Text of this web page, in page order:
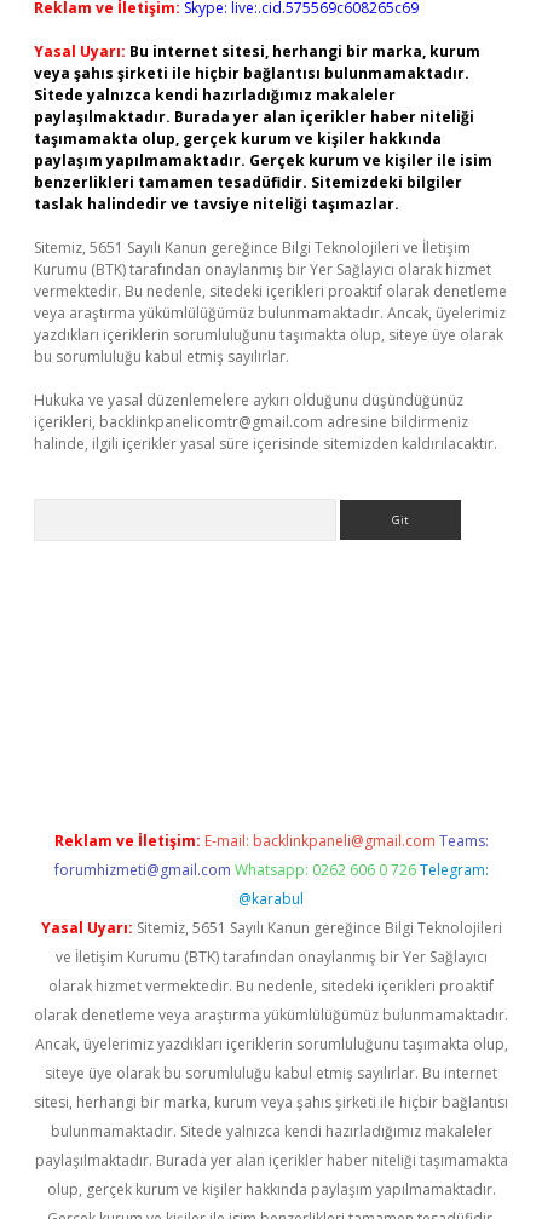
Reklam ve İletişim: Skype: live:.cid.575569c608265c69
Yasal Uyarı: Bu internet sitesi, herhangi bir marka, kurum
veya şahıs şirketi ile hiçbir bağlantısı bulunmamaktadır.
Sitede yalnızca kendi hazırladığımız makaleler
paylaşılmaktadır. Burada yer alan içerikler haber niteliği
taşımamakta olup, gerçek kurum ve kişiler hakkında
paylaşım yapılmamaktadır. Gerçek kurum ve kişiler ile isim
benzerlikleri tamamen tesadüfidir. Sitemizdeki bilgiler
taslak halindedir ve tavsiye niteliği taşımazlar.
Sitemiz, 5651 Sayılı Kanun gereğince Bilgi Teknolojileri ve İletişim
Kurumu (BTK) tarafından onaylanmış bir Yer Sağlayıcı olarak hizmet
vermektedir. Bu nedenle, sitedeki içerikleri proaktif olarak denetleme
veya araştırma yükümlülüğümüz bulunmamaktadır. Ancak, üyelerimiz
yazdıkları içeriklerin sorumluluğunu taşımakta olup, siteye üye olarak
bu sorumluluğu kabul etmiş sayılırlar.
Hukuka ve yasal düzenlemelere aykırı olduğunu düşündüğünüz
içerikleri, backlinkpanelicomtr@gmail.com adresine bildirmeniz
halinde, ilgili içerikler yasal süre içerisinde sitemizden kaldırılacaktır.
Reklam ve İletişim: E-mail: backlinkpaneli@gmail.com Teams:
forumhizmeti@gmail.com Whatsapp: 0262 606 0 726 Telegram:
@karabul
Yasal Uyarı: Sitemiz, 5651 Sayılı Kanun gereğince Bilgi Teknolojileri
ve İletişim Kurumu (BTK) tarafından onaylanmış bir Yer Sağlayıcı
olarak hizmet vermektedir. Bu nedenle, sitedeki içerikleri proaktif
olarak denetleme veya araştırma yükümlülüğümüz bulunmamaktadır.
Ancak, üyelerimiz yazdıkları içeriklerin sorumluluğunu taşımakta olup,
siteye üye olarak bu sorumluluğu kabul etmiş sayılırlar. Bu internet
sitesi, herhangi bir marka, kurum veya şahıs şirketi ile hiçbir bağlantısı
bulunmamaktadır. Sitede yalnızca kendi hazırladığımız makaleler
paylaşılmaktadır. Burada yer alan içerikler haber niteliği taşımamakta
olup, gerçek kurum ve kişiler hakkında paylaşım yapılmamaktadır.